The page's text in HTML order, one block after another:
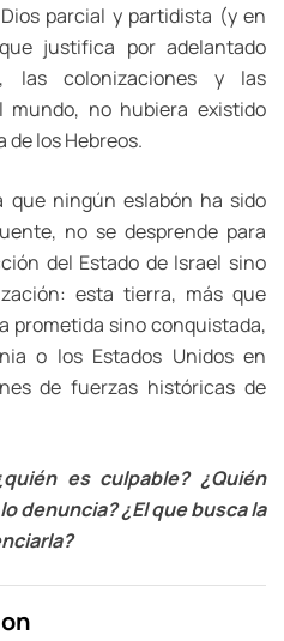
parcial y partidista (y en
justifica por adelantado
las colonizaciones y las
mundo, no hubiera existido
de los Hebreos.
que ningún eslabón ha sido
no se desprende para
del Estado de Israel sino
esta tierra, más que
prometida sino conquistada,
o los Estados Unidos en
de fuerzas históricas de
es culpable? ¿Quién
denuncia? ¿El que busca la